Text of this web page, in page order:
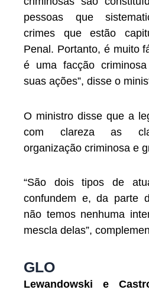
pessoas que
crimes que estão
Penal. Portanto, é muito
é uma facção
suas ações”, disse o
O ministro disse que a
com clareza as
organização criminosa e
“São dois tipos de
confundem e, da parte
não temos nenhuma
mescla delas”,
GLO
Lewandowski e